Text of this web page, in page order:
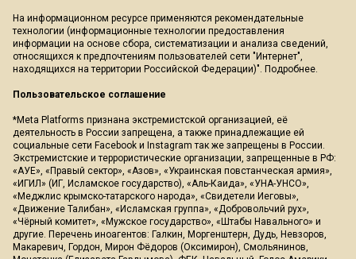
На информационном ресурсе применяются рекомендательные
технологии (информационные технологии предоставления
информации на основе сбора, систематизации и анализа сведений,
относящихся к предпочтениям пользователей сети "Интернет",
находящихся на территории Российской Федерации)". Подробнее.
Пользовательское соглашение
*Meta Platforms признана экстремистской организацией, её
деятельность в России запрещена, а также принадлежащие ей
социальные сети Facebook и Instagram так же запрещены в России.
Экстремистские и террористические организации, запрещенные в РФ:
«АУЕ», «Правый сектор», «Азов», «Украинская повстанческая армия»,
«ИГИЛ» (ИГ, Исламское государство), «Аль-Каида», «УНА-УНСО»,
«Меджлис крымско-татарского народа», «Свидетели Иеговы»,
«Движение Талибан», «Исламская группа», «Добровольчий рух»,
«Чёрный комитет», «Мужское государство», «Штабы Навального» и
другие. Перечень иноагентов: Галкин, Моргенштерн, Дудь, Невзоров,
Макаревич, Гордон, Мирон Фёдоров (Оксимирон), Смольянинов,